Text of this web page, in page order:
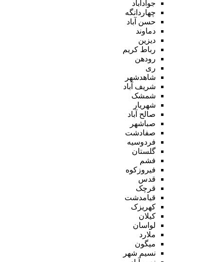
جوادآباد
چهاردانگه
حسن آباد
دماوند
دیزین
رباط کریم
رودهن
ری
شاهدشهر
شریف آباد
شمشک
شهریار
صالح آباد
صباشهر
صفادشت
فردوسیه
گلستان
فشم
فیروزکوه
قدس
قرچک
قیامدشت
کهریزک
کیلان
لواسان
ملارد
میگون
نسیم شهر